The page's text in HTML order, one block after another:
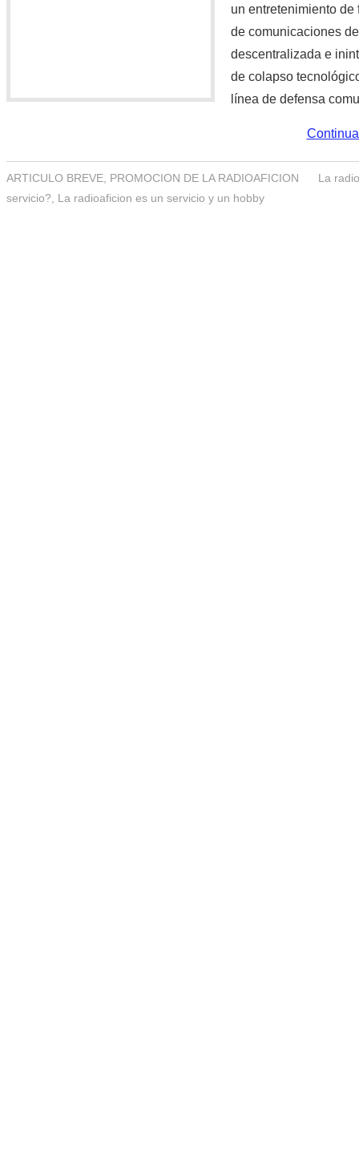
un entretenimiento de
de comunicaciones
descentralizada e
de colapso
línea de defensa
ARTICULO BREVE PROMOCION DE LA RADIOAFICION
La
servicio?
La radioaficion es un servicio y un hobby